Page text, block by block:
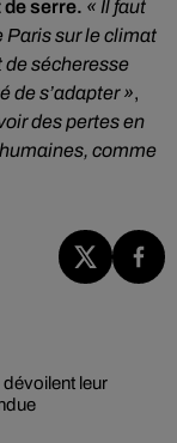
de serre. « Il faut
Paris sur le climat
de sécheresse
de s’adapter »,
des pertes en
comme
dévoilent leur